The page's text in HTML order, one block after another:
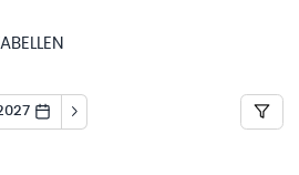
TABELLEN